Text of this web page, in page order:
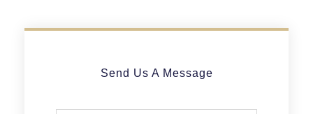
Send Us A Message